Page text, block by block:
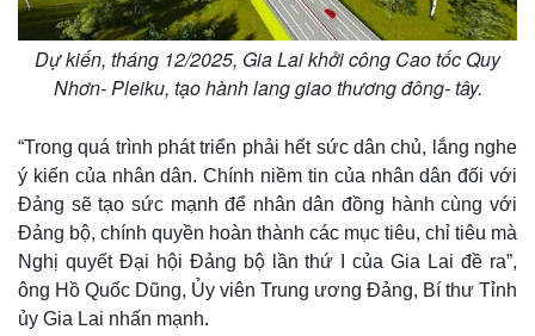
Pháp luật
Vụ án
Tin nóng
Tư vấn luật
Quân sự - Quốc phòng
Vũ khí
Việt Nam
Phân tích
Dự kiến, tháng 12/2025, Gia Lai khởi công Cao tốc Quy
Nhơn- Pleiku, tạo hành lang giao thương đông- tây.
“Trong quá trình phát triển phải hết sức dân chủ, lắng nghe
ý kiến của nhân dân. Chính niềm tin của nhân dân đối với
Đảng sẽ tạo sức mạnh để nhân dân đồng hành cùng với
Đảng bộ, chính quyền hoàn thành các mục tiêu, chỉ tiêu mà
Nghị quyết Đại hội Đảng bộ lần thứ I của Gia Lai đề ra”,
ông Hồ Quốc Dũng, Ủy viên Trung ương Đảng, Bí thư Tỉnh
ủy Gia Lai nhấn mạnh.